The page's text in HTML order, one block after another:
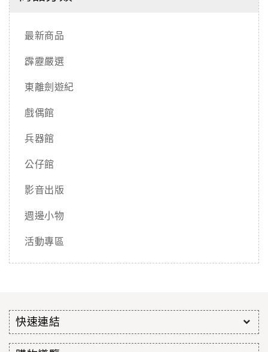
最新商品
霹靂嚴選
東離劍遊紀
戲偶館
兵器館
公仔館
影音出版
週邊小物
活動專區
快速連結